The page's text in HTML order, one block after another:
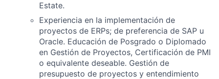
Estate.
Experiencia en la implementación de
proyectos de ERPs; de preferencia de SAP u
Oracle. Educación de Posgrado o Diplomado
en Gestión de Proyectos, Certificación de PMI
o equivalente deseable. Gestión de
presupuesto de proyectos y entendimiento